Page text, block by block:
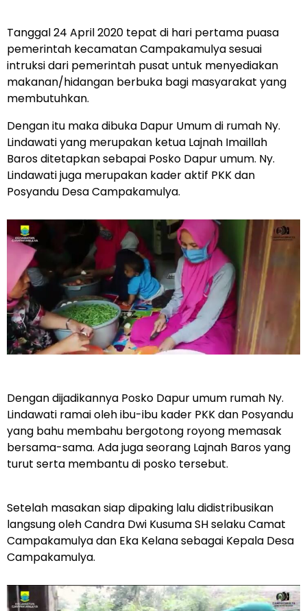
Tanggal 24 April 2020 tepat di hari pertama puasa
pemerintah kecamatan Campakamulya sesuai
intruksi dari pemerintah pusat untuk menyediakan
makanan/hidangan berbuka bagi masyarakat yang
membutuhkan.
Dengan itu maka dibuka Dapur Umum di rumah Ny.
Lindawati yang merupakan ketua Lajnah Imaillah
Baros ditetapkan sebapai Posko Dapur umum. Ny.
Lindawati juga merupakan kader aktif PKK dan
Posyandu Desa Campakamulya.
Dengan dijadikannya Posko Dapur umum rumah Ny.
Lindawati ramai oleh ibu-ibu kader PKK dan Posyandu
yang bahu membahu bergotong royong memasak
bersama-sama. Ada juga seorang Lajnah Baros yang
turut serta membantu di posko tersebut.
Setelah masakan siap dipaking lalu didistribusikan
langsung oleh Candra Dwi Kusuma SH selaku Camat
Campakamulya dan Eka Kelana sebagai Kepala Desa
Campakamulya.